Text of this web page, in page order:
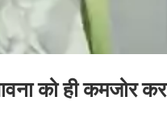
को ही कमजोर कर